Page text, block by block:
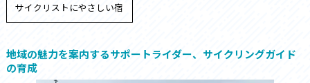
サイクリストにやさしい宿
地域の魅力を案内するサポートライダー、サイクリングガイド
の育成